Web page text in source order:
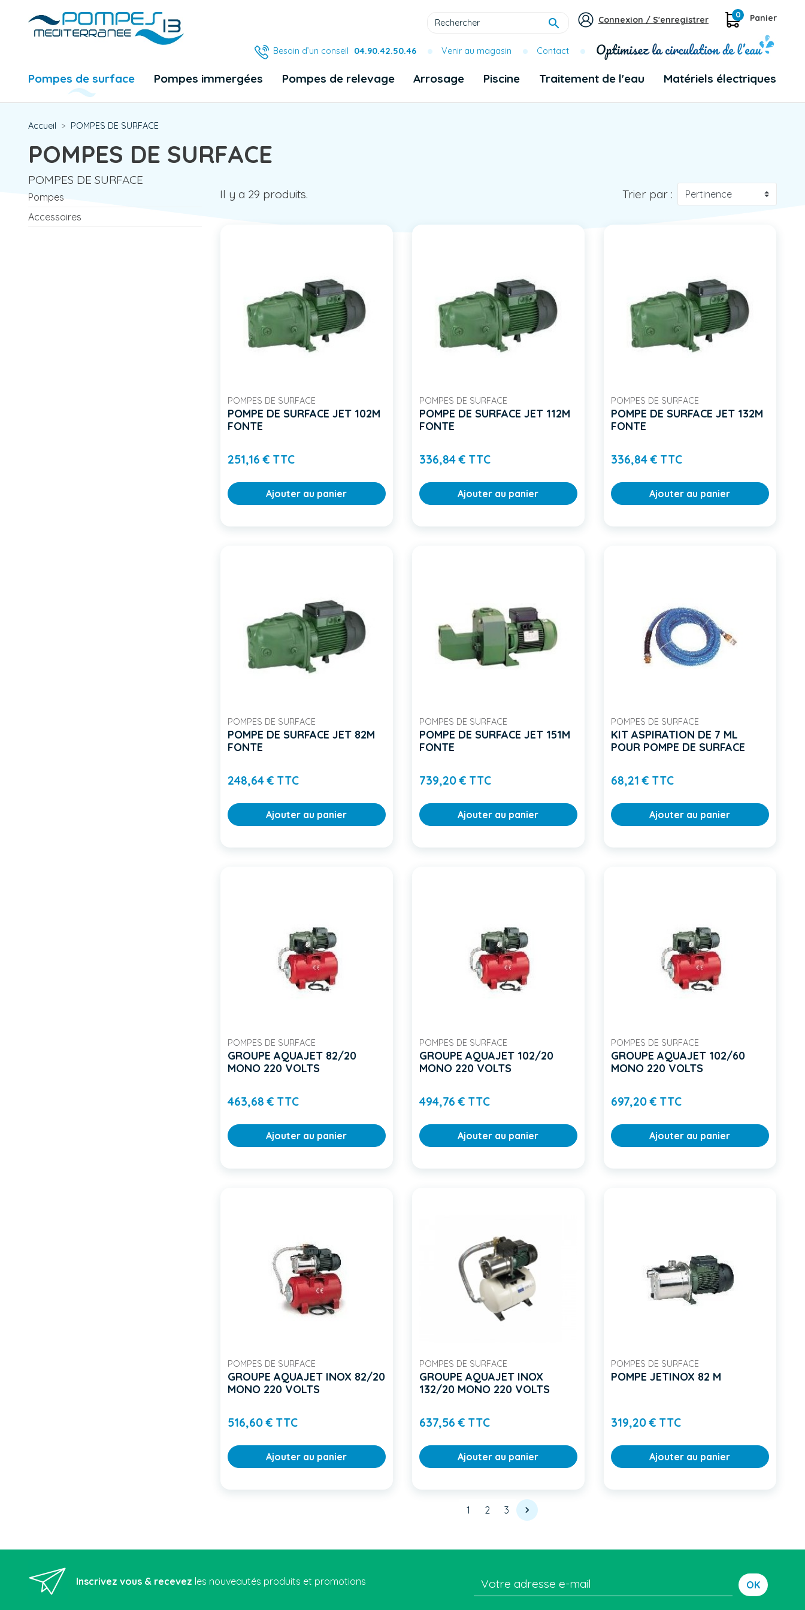
 Connexion / S'enregistrer 0 Panier
Besoin d’un conseil 04.90.42.50.46 Venir au magasin Contact
Pompes de surface Pompes immergées Pompes de relevage Arrosage Piscine Traitement de l'eau Matériels électriques
Accueil POMPES DE SURFACE
POMPES DE SURFACE
POMPES DE SURFACE
Pompes
Accessoires
Il y a 29 produits. Trier par :
POMPES DE SURFACE
POMPE DE SURFACE JET 102M
FONTE
251,16 € TTCPrix
Ajouter au panier
POMPES DE SURFACE
POMPE DE SURFACE JET 112M
FONTE
336,84 € TTCPrix
Ajouter au panier
POMPES DE SURFACE
POMPE DE SURFACE JET 132M
FONTE
336,84 € TTCPrix
Ajouter au panier
POMPES DE SURFACE
POMPE DE SURFACE JET 82M
FONTE
248,64 € TTCPrix
Ajouter au panier
POMPES DE SURFACE
POMPE DE SURFACE JET 151M
FONTE
739,20 € TTCPrix
Ajouter au panier
POMPES DE SURFACE
KIT ASPIRATION DE 7 ML
POUR POMPE DE SURFACE
68,21 € TTCPrix
Ajouter au panier
POMPES DE SURFACE
GROUPE AQUAJET 82/20
MONO 220 VOLTS
463,68 € TTCPrix
Ajouter au panier
POMPES DE SURFACE
GROUPE AQUAJET 102/20
MONO 220 VOLTS
494,76 € TTCPrix
Ajouter au panier
POMPES DE SURFACE
GROUPE AQUAJET 102/60
MONO 220 VOLTS
697,20 € TTCPrix
Ajouter au panier
POMPES DE SURFACE
GROUPE AQUAJET INOX 82/20
MONO 220 VOLTS
516,60 € TTCPrix
Ajouter au panier
POMPES DE SURFACE
GROUPE AQUAJET INOX
132/20 MONO 220 VOLTS
637,56 € TTCPrix
Ajouter au panier
POMPES DE SURFACE
POMPE JETINOX 82 M
319,20 € TTCPrix
Ajouter au panier
1 2 3 Suivant

Inscrivez vous & recevez les nouveautés produits et promotions OK